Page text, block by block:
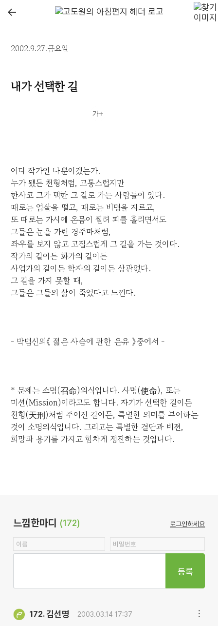
←
2002.9.27.금요일
내가 선택한 길
어디 작가인 나뿐이겠는가.
누가 됐든 천형처럼, 고통스럽지만
한사코 그가 택한 그 길로 가는 사람들이 있다.
때로는 엄살을 떨고, 때로는 비명을 지르고,
또 때로는 가시에 온몸이 찔려 피를 흘리면서도
그들은 눈을 가린 경주마처럼,
좌우를 보지 않고 고집스럽게 그 길을 가는 것이다.
작가의 길이든 화가의 길이든
사업가의 길이든 학자의 길이든 상관없다.
그 길을 가지 못할 때,
그들은 그들의 삶이 죽었다고 느낀다.
- 박범신의《 젊은 사슴에 관한 은유 》중에서 -
* 문제는 소명(召命)의식입니다. 사명(使命), 또는
미션(Mission)이라고도 합니다. 자기가 선택한 길이든
천형(天刑)처럼 주어진 길이든, 특별한 의미를 부여하는
것이 소명의식입니다. 그리고는 특별한 결단과 비젼,
희망과 용기를 가지고 힘차게 정진하는 것입니다.
느낌한마디 (172) 로그인하세요
등록
172.김선명 2003.03.14 17:37